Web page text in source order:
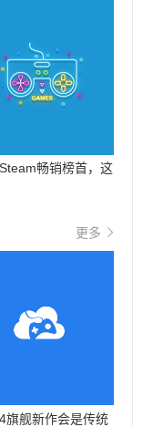
畅销榜首，这
更多
旗舰新作会是传统